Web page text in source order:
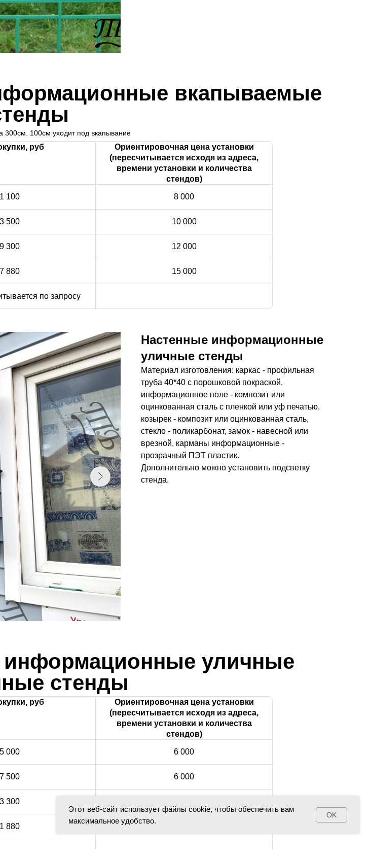
вкапываемые
300см. 100см уходит под вкапывание
руб
Ориентировочная цена установки
(пересчитывается исходя из адреса,
времени установки и количества
стендов)
100 8 000
500 10 000
300 12 000
880 15 000
по запросу
Настенные информационные
уличные стенды
Материал изготовления: каркас - профильная
труба 40*40 с порошковой покраской,
информационное поле - композит или
оцинкованная сталь с пленкой или уф печатью,
козырек - композит или оцинкованная сталь,
стекло - поликарбонат, замок - навесной или
врезной, карманы информационные -
прозрачный ПЭТ пластик.
Дополнительно можно установить подсветку
стенда.
уличные
стенды
руб
Ориентировочная цена установки
(пересчитывается исходя из адреса,
времени установки и количества
стендов)
000 6 000
500 6 000
300
880
по запросу
Этот веб-сайт использует файлы cookie, чтобы обеспечить вам
максимальное удобство.
OK